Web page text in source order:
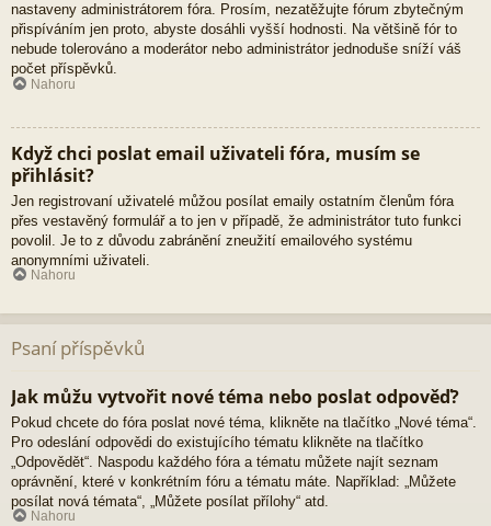
nastaveny administrátorem fóra. Prosím, nezatěžujte fórum zbytečným
přispíváním jen proto, abyste dosáhli vyšší hodnosti. Na většině fór to
nebude tolerováno a moderátor nebo administrátor jednoduše sníží váš
počet příspěvků.
Nahoru
Když chci poslat email uživateli fóra, musím se
přihlásit?
Jen registrovaní uživatelé můžou posílat emaily ostatním členům fóra
přes vestavěný formulář a to jen v případě, že administrátor tuto funkci
povolil. Je to z důvodu zabránění zneužití emailového systému
anonymními uživateli.
Nahoru
Psaní příspěvků
Jak můžu vytvořit nové téma nebo poslat odpověď?
Pokud chcete do fóra poslat nové téma, klikněte na tlačítko „Nové téma“.
Pro odeslání odpovědi do existujícího tématu klikněte na tlačítko
„Odpovědět“. Naspodu každého fóra a tématu můžete najít seznam
oprávnění, které v konkrétním fóru a tématu máte. Například: „Můžete
posílat nová témata“, „Můžete posílat přílohy“ atd.
Nahoru